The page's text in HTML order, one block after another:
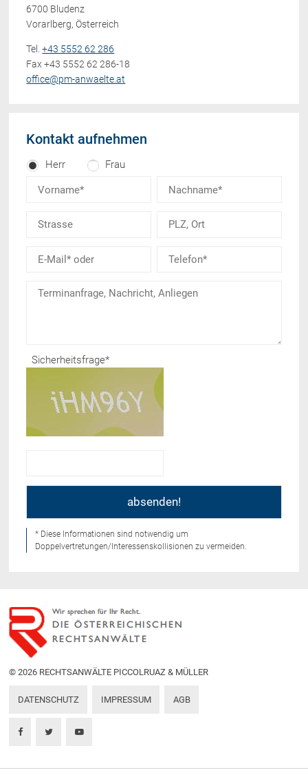
6700 Bludenz
Vorarlberg, Österreich
Tel.+43 5552 62 286
Fax +43 5552 62 286-18
office@pm-anwaelte.at
Kontakt aufnehmen
Herr Frau
Sicherheitsfrage*
* Diese Informationen sind notwendig um
Doppelvertretungen/Interessenskollisionen zu vermeiden.
© 2026 RECHTSANWÄLTE PICCOLRUAZ & MÜLLER
DATENSCHUTZ IMPRESSUM AGB